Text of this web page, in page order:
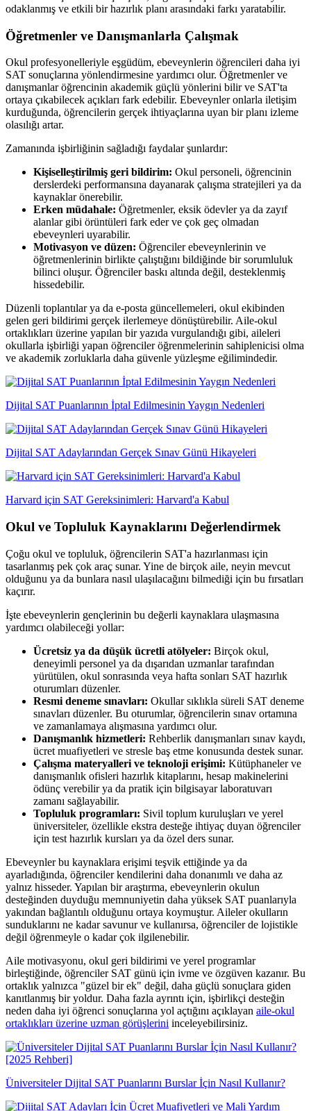
odaklanmış ve etkili bir hazırlık planı arasındaki farkı yaratabilir.
Öğretmenler ve Danışmanlarla Çalışmak
Okul profesyonelleriyle eşgüdüm, ebeveynlerin öğrencileri daha iyi
SAT sonuçlarına yönlendirmesine yardımcı olur. Öğretmenler ve
danışmanlar öğrencinin akademik güçlü yönlerini bilir ve SAT'ta
ortaya çıkabilecek açıkları fark edebilir. Ebeveynler onlarla iletişim
kurduğunda, öğrencilerin gerçek ihtiyaçlarına uyan bir planı izleme
olasılığı artar.
Zamanında işbirliğinin sağladığı faydalar şunlardır:
Kişiselleştirilmiş geri bildirim: Okul personeli, öğrencinin
derslerdeki performansına dayanarak çalışma stratejileri ya da
kaynaklar önerebilir.
Erken müdahale: Öğretmenler, eksik ödevler ya da zayıf
alanlar gibi örüntüleri fark eder ve çok geç olmadan
ebeveynleri uyarabilir.
Motivasyon ve düzen: Öğrenciler ebeveynlerinin ve
öğretmenlerinin birlikte çalıştığını bildiğinde bir sorumluluk
bilinci oluşur. Öğrenciler baskı altında değil, desteklenmiş
hissedebilir.
Düzenli toplantılar ya da e-posta güncellemeleri, okul ekibinden
gelen geri bildirimi gerçek ilerlemeye dönüştürebilir. Aile-okul
ortaklıkları üzerine yapılan bir yazıda vurgulandığı gibi, aileleri
okullarla işbirliği yapan öğrenciler öğrenmelerinin sahiplenicisi olma
ve akademik zorluklarla daha güvenle yüzleşme eğilimindedir.
Dijital SAT Puanlarının İptal Edilmesinin Yaygın Nedenleri
Dijital SAT Adaylarından Gerçek Sınav Günü Hikayeleri
Harvard için SAT Gereksinimleri: Harvard'a Kabul
Okul ve Topluluk Kaynaklarını Değerlendirmek
Çoğu okul ve topluluk, öğrencilerin SAT'a hazırlanması için
tasarlanmış pek çok araç sunar. Yine de birçok aile, neyin mevcut
olduğunu ya da bunlara nasıl ulaşılacağını bilmediği için bu fırsatları
kaçırır.
İşte ebeveynlerin gençlerinin bu değerli kaynaklara ulaşmasına
yardımcı olabileceği yollar:
Ücretsiz ya da düşük ücretli atölyeler: Birçok okul,
deneyimli personel ya da dışarıdan uzmanlar tarafından
yürütülen, okul sonrasında veya hafta sonları SAT hazırlık
oturumları düzenler.
Resmi deneme sınavları: Okullar sıklıkla süreli SAT deneme
sınavları düzenler. Bu oturumlar, öğrencilerin sınav ortamına
ve zamanlamaya alışmasına yardımcı olur.
Danışmanlık hizmetleri: Rehberlik danışmanları sınav kaydı,
ücret muafiyetleri ve stresle baş etme konusunda destek sunar.
Çalışma materyalleri ve teknoloji erişimi: Kütüphaneler ve
danışmanlık ofisleri hazırlık kitaplarını, hesap makinelerini
ödünç verebilir ya da pratik için bilgisayar laboratuvarı
zamanı sağlayabilir.
Topluluk programları: Sivil toplum kuruluşları ve yerel
üniversiteler, özellikle ekstra desteğe ihtiyaç duyan öğrenciler
için test hazırlık kursları ya da özel ders sunar.
Ebeveynler bu kaynaklara erişimi teşvik ettiğinde ya da
ayarladığında, öğrenciler kendilerini daha donanımlı ve daha az
yalnız hisseder. Yapılan bir araştırma, ebeveynlerin okulun
desteğinden duyduğu memnuniyetin daha yüksek SAT puanlarıyla
yakından bağlantılı olduğunu ortaya koymuştur. Aileler okulların
sunduklarını ne kadar savunur ve kullanırsa, öğrenciler de lojistikle
değil öğrenmeyle o kadar çok ilgilenebilir.
Aile motivasyonu, okul geri bildirimi ve yerel programlar
birleştiğinde, öğrenciler SAT günü için ivme ve özgüven kazanır. Bu
ortaklık yalnızca "güzel bir ek" değil, daha güçlü sonuçlara giden
kanıtlanmış bir yoldur. Daha fazla ayrıntı için, işbirlikçi desteğin
neden daha iyi öğrenci sonuçlarına yol açtığını açıklayan aile-okul
ortaklıkları üzerine uzman görüşlerini inceleyebilirsiniz.
Üniversiteler Dijital SAT Puanlarını Burslar İçin Nasıl Kullanır?